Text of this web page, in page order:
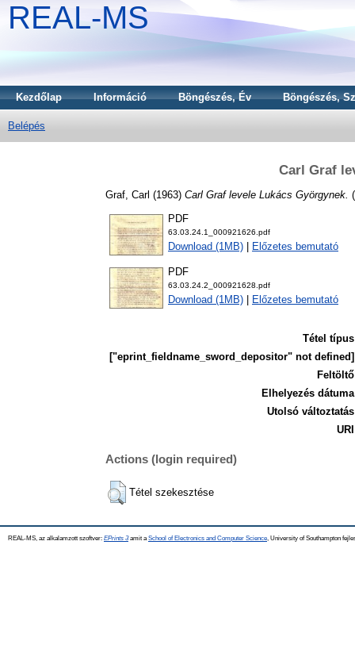
REAL-MS
Kezdőlap Információ Böngészés, Év Böngészés,
Belépés
Carl Graf
Graf, Carl (1963) Carl Graf levele Lukács Györgynek.
PDF
63.03.24.1_000921626.pdf
Download (1MB) Előzetes bemutató
PDF
63.03.24.2_000921628.pdf
Download (1MB) Előzetes bemutató
Tétel
["eprint_fieldname_sword_depositor" not
Elhelyezés
Utolsó
Actions (login required)
Tétel szekesztése
REAL-MS, az alkalamzott szoftver: EPrints 3amit a School of Electronics and Computer Science , University of Southampton